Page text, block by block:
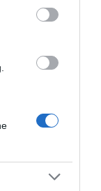
της
και ο
μπαμ